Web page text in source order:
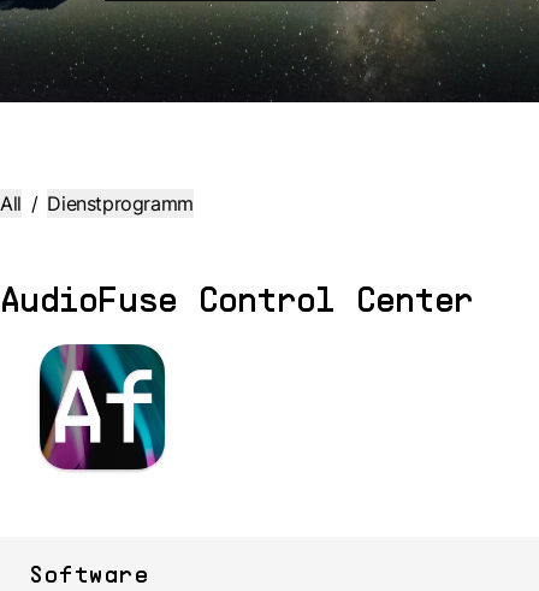
Keine Ergebnisse gefunden
All / Dienstprogramm
AudioFuse Control Center
Software